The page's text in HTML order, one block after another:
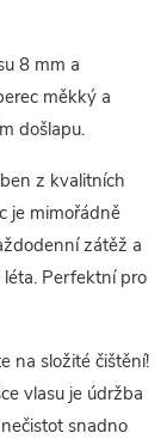
8 mm a
měkký a
došlapu.
z kvalitních
je mimořádně
zátěž a
Perfektní pro
na složité čištění!
vlasu je údržba
snadno